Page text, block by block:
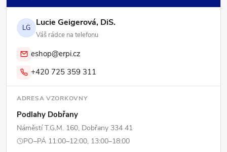
LG Lucie Geigerová, DiS.
Váš rádce na telefonu
eshop@erpi.cz
+420 725 359 311
ADRESA VZORKOVNY
Podlahy Dobřany
Náměstí T.G.M. 160, Dobřany 334 41
PO–PÁ 11:00–12:00, 13:00–18:00